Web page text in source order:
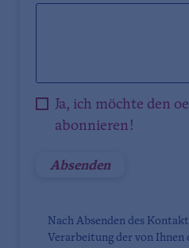
Ja, ich möchte den
abonnieren!
Nach Absenden des
Verarbeitung der von Ihnen